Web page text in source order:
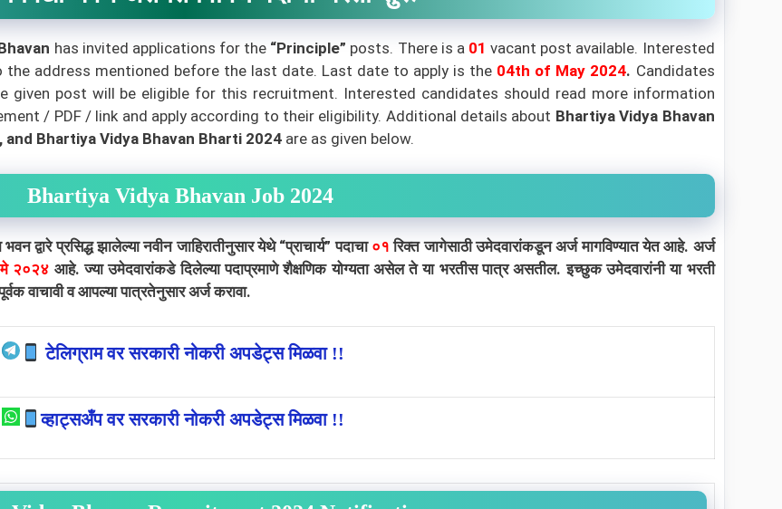
has invited applications for the “Principle” posts. There is a 01 vacant post available. Interested
address mentioned before the last date. Last date to apply is the 04th of May 2024. Candidates
given post will be eligible for this recruitment. Interested candidates should read more information
/ PDF / link and apply according to their eligibility. Additional details about Bhartiya Vidya Bhavan
Bhartiya Vidya Bhavan Bharti 2024are as given below.
Bhartiya Vidya Bhavan Job 2024
प्रसिद्ध झालेल्या नवीन जाहिरातीनुसार येथे “प्राचार्य” पदाचा ०१ रिक्त जागेसाठी उमेदवारांकडून अर्ज मागविण्यात येत आहे. अर्ज
२०२४ आहे. ज्या उमेदवारांकडे दिलेल्या पदाप्रमाणे शैक्षणिक योग्यता असेल ते या भरतीस पात्र असतील. इच्छुक उमेदवारांनी या भरती
वाचावी व आपल्या पात्रतेनुसार अर्ज करावा.
टेलिग्राम वर सरकारी नोकरी अपडेट्स मिळवा !!
व्हाट्सअँप वर सरकारी नोकरी अपडेट्स मिळवा !!